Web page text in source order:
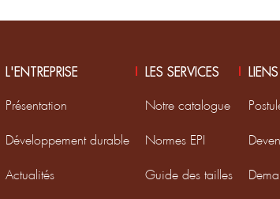
L'ENTREPRISE
Présentation
Développement durable
Actualités
LES SERVICES
Notre catalogue
Normes EPI
Guide des tailles